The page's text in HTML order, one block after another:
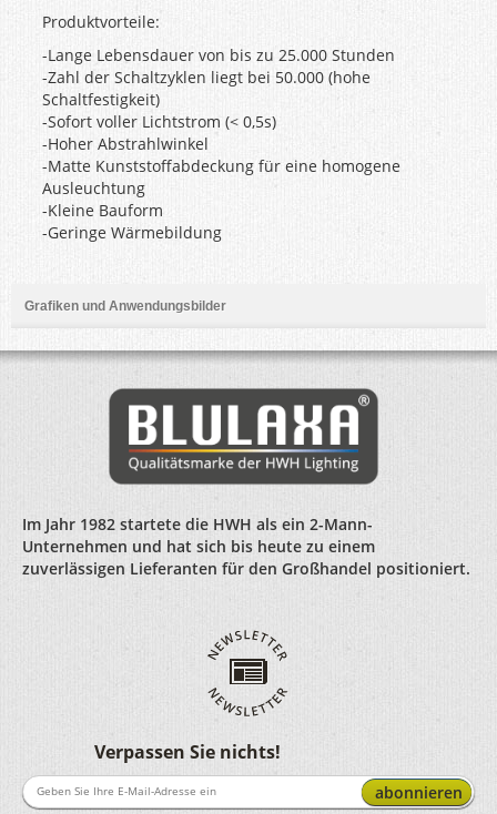
Produktvorteile:
-Lange Lebensdauer von bis zu 25.000 Stunden
-Zahl der Schaltzyklen liegt bei 50.000 (hohe
Schaltfestigkeit)
-Sofort voller Lichtstrom (< 0,5s)
-Hoher Abstrahlwinkel
-Matte Kunststoffabdeckung für eine homogene
Ausleuchtung
-Kleine Bauform
-Geringe Wärmebildung
Grafiken und Anwendungsbilder
Im Jahr 1982 startete die HWH als ein 2-Mann-
Unternehmen und hat sich bis heute zu einem
zuverlässigen Lieferanten für den Großhandel positioniert.
Verpassen Sie nichts!
abonnieren